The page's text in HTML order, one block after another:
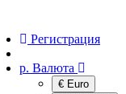
Регистрация
р. Валюта
€ Euro